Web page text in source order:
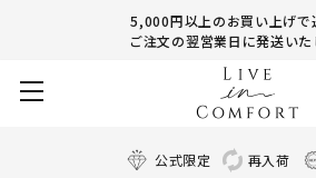
5,000円以上のお買い上げで
ご注文の翌営業日に発送いた
公式限定 再入荷